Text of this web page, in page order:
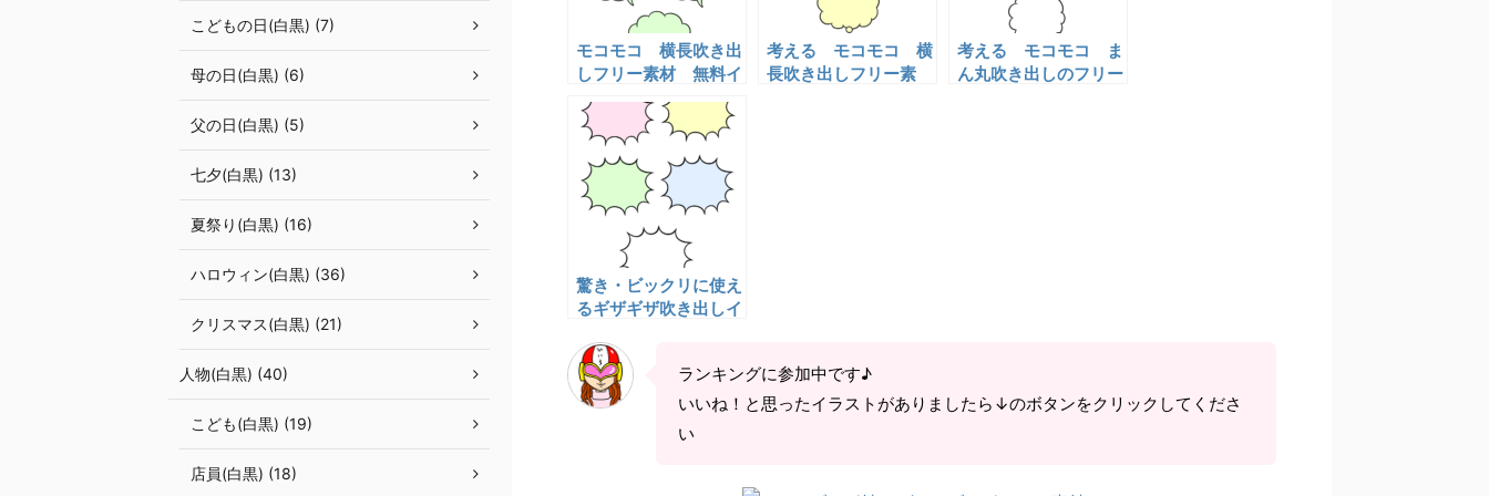
モコモコ 横長吹き出
しフリー素材 無料イ
ラスト
考える モコモコ 横
長吹き出しフリー素
考える モコモコ ま
ん丸吹き出しのフリー
驚き・ビックリに使え
るギザギザ吹き出しイ
工自由な無料フリー素
材
ランキングに参加中です♪
いいね！と思ったイラストがありましたら↓のボタンをクリックしてくださ
い
こどもの日(白黒) (7)
母の日(白黒) (6)
父の日(白黒) (5)
七夕(白黒) (13)
夏祭り(白黒) (16)
ハロウィン(白黒) (36)
クリスマス(白黒) (21)
人物(白黒) (40)
こども(白黒) (19)
店員(白黒) (18)